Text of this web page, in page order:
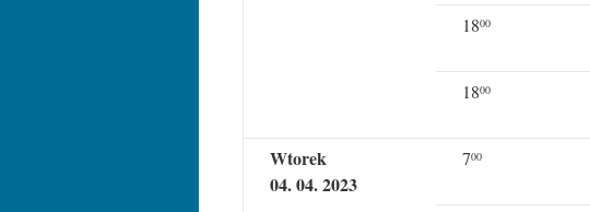
1800
1800
Wtorek
04. 04. 2023
700